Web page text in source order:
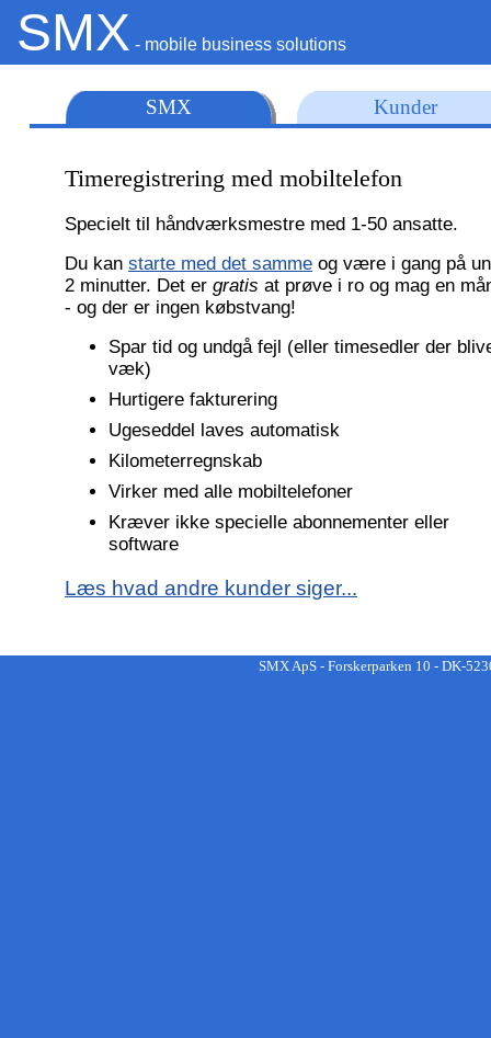
SMX - mobile business solutions
SMX Kunder
Timeregistrering med mobiltelefon
Specielt til håndværksmestre med 1-50 ansatte.
Du kan starte med det samme og være i gang på
2 minutter. Det er gratis at prøve i ro og mag en
- og der er ingen købstvang!
Spar tid og undgå fejl (eller timesedler der
væk)
Hurtigere fakturering
Ugeseddel laves automatisk
Kilometerregnskab
Virker med alle mobiltelefoner
Kræver ikke specielle abonnementer eller
software
Læs hvad andre kunder siger...
SMX ApS - Forskerparken 10 - DK-